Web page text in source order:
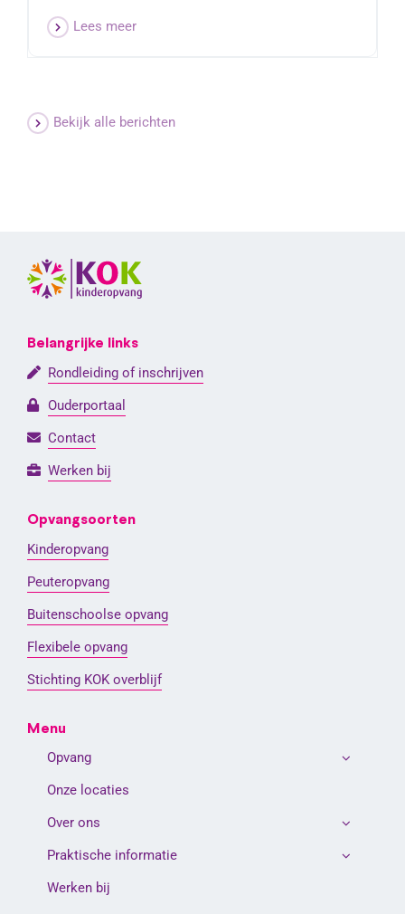
Lees meer
Bekijk alle berichten
Belangrijke links
Rondleiding of inschrijven
Ouderportaal
Contact
Werken bij
Opvangsoorten
Kinderopvang
Peuteropvang
Buitenschoolse opvang
Flexibele opvang
Stichting KOK overblijf
Menu
Opvang
Onze locaties
Over ons
Praktische informatie
Werken bij